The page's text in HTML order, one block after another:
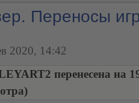
Переносы
2020, 14:42
перенесена на